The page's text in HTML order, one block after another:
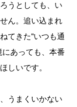
うとしても、い
ん。追い込まれ
てきた“いつも通
にあっても、本番
しいです。
うまくいかない